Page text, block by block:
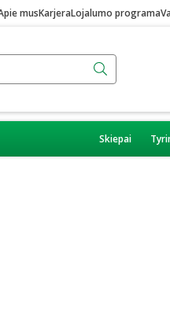
musKarjeraLojalumo programa
Skiepai